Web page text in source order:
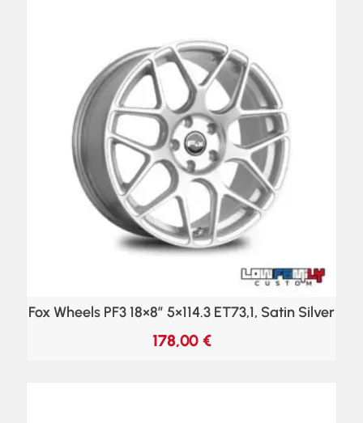
Fox Wheels PF3 18×8″ 5×114.3 ET73,1, Satin Silver
178,00 €